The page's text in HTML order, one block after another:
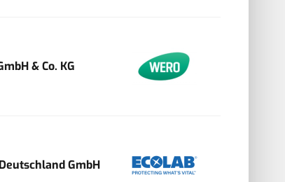
& Co. KG
GmbH